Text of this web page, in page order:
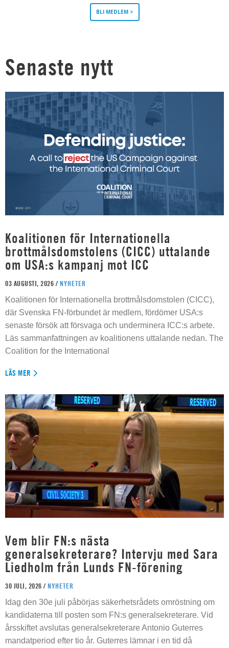
BLI MEDLEM >
Senaste nytt
Koalitionen för Internationella
brottmålsdomstolens (CICC) uttalande
om USA:s kampanj mot ICC
03 AUGUSTI, 2026 / NYHETER
Koalitionen för Internationella brottmålsdomstolen (CICC),
där Svenska FN-förbundet är medlem, fördömer USA:s
senaste försök att försvaga och underminera ICC:s arbete.
Läs sammanfattningen av koalitionens uttalande nedan. The
Coalition for the International
LÄS MER
Vem blir FN:s nästa
generalsekreterare? Intervju med Sara
Liedholm från Lunds FN-förening
30 JULI, 2026 / NYHETER
Idag den 30e juli påbörjas säkerhetsrådets omröstning om
kandidaterna till posten som FN:s generalsekreterare. Vid
årsskiftet avslutas generalsekreterare Antonio Guterres
mandatperiod efter tio år. Guterres lämnar i en tid då